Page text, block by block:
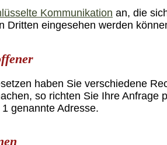
Kommunikation an, die
Dritten eingesehen werden
haben Sie verschiedene
so richten Sie Ihre
genannte Adresse.